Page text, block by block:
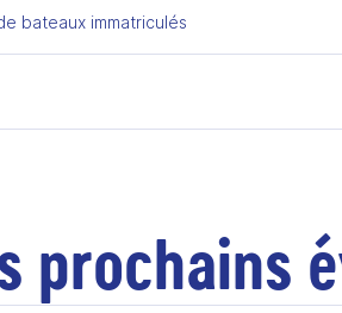
bateaux immatriculés
prochains